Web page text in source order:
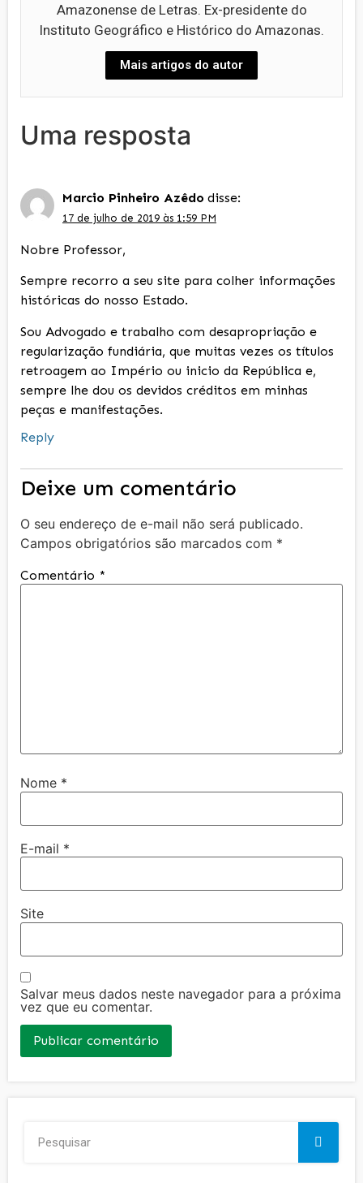
Amazonense de Letras. Ex-presidente do
Instituto Geográfico e Histórico do Amazonas.
Mais artigos do autor
Uma resposta
Marcio Pinheiro Azêdo disse:
17 de julho de 2019 às 1:59 PM
Nobre Professor,
Sempre recorro a seu site para colher informações
históricas do nosso Estado.
Sou Advogado e trabalho com desapropriação e
regularização fundiária, que muitas vezes os títulos
retroagem ao Império ou inicio da República e,
sempre lhe dou os devidos créditos em minhas
peças e manifestações.
Reply
Deixe um comentário
O seu endereço de e-mail não será publicado.
Campos obrigatórios são marcados com *
Comentário *
Nome *
E-mail *
Site
Salvar meus dados neste navegador para a próxima
vez que eu comentar.